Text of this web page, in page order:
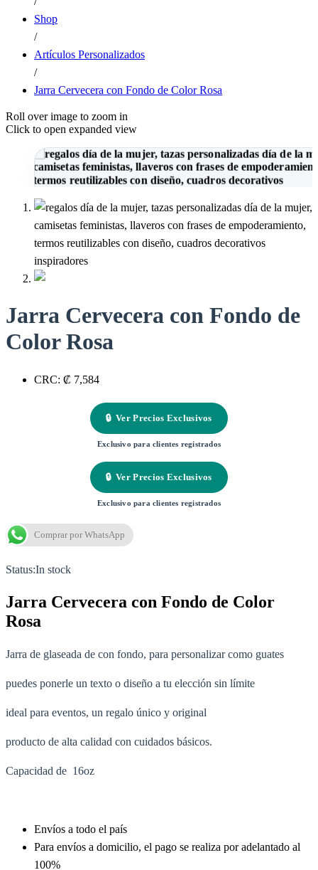
Shop
/
Artículos Personalizados
/
Jarra Cervecera con Fondo de Color Rosa
Roll over image to zoom in
Click to open expanded view
Jarra Cervecera con Fondo de
Color Rosa
CRC: ₡ 7,584
🔒 Ver Precios Exclusivos
Exclusivo para clientes registrados
🔒 Ver Precios Exclusivos
Exclusivo para clientes registrados
Comprar por WhatsApp
Status:In stock
Jarra Cervecera con Fondo de Color
Rosa
Jarra de glaseada de con fondo, para personalizar como guates
puedes ponerle un texto o diseño a tu elección sin límite
ideal para eventos, un regalo único y original
producto de alta calidad con cuidados básicos.
Capacidad de 16oz
Envíos a todo el país
Para envíos a domicilio, el pago se realiza por adelantado al
100%